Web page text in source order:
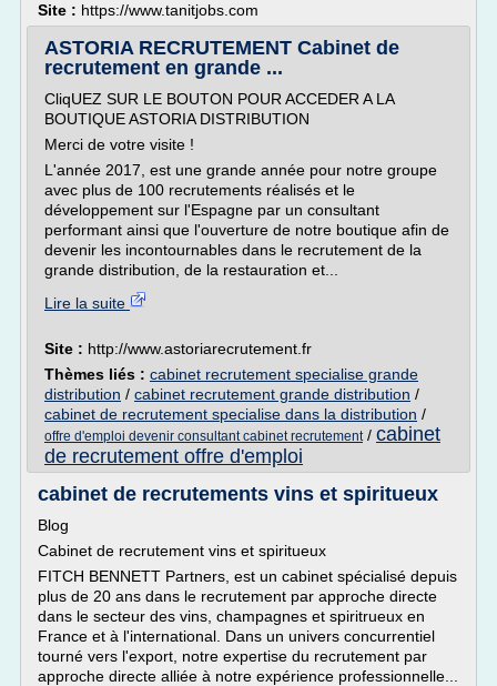
Site : https://www.tanitjobs.com
ASTORIA RECRUTEMENT Cabinet de
recrutement en grande ...
CliqUEZ SUR LE BOUTON POUR ACCEDER A LA
BOUTIQUE ASTORIA DISTRIBUTION
Merci de votre visite !
L'année 2017, est une grande année pour notre groupe
avec plus de 100 recrutements réalisés et le
développement sur l'Espagne par un consultant
performant ainsi que l'ouverture de notre boutique afin de
devenir les incontournables dans le recrutement de la
grande distribution, de la restauration et...
Lire la suite
Site : http://www.astoriarecrutement.fr
Thèmes liés : cabinet recrutement specialise grande
distribution / cabinet recrutement grande distribution /
cabinet de recrutement specialise dans la distribution /
offre d'emploi devenir consultant cabinet recrutement/ cabinet
de recrutement offre d'emploi
cabinet de recrutements vins et spiritueux
Blog
Cabinet de recrutement vins et spiritueux
FITCH BENNETT Partners, est un cabinet spécialisé depuis
plus de 20 ans dans le recrutement par approche directe
dans le secteur des vins, champagnes et spiritrueux en
France et à l'international. Dans un univers concurrentiel
tourné vers l'export, notre expertise du recrutement par
approche directe alliée à notre expérience professionnelle...